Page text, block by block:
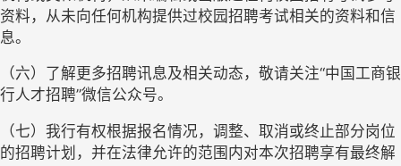
资料，从未向任何机构提供过校园招聘考试相关的资料和信
息。
（六）了解更多招聘讯息及相关动态，敬请关注“中国工商银
行人才招聘”微信公众号。
（七）我行有权根据报名情况，调整、取消或终止部分岗位
的招聘计划，并在法律允许的范围内对本次招聘享有最终解